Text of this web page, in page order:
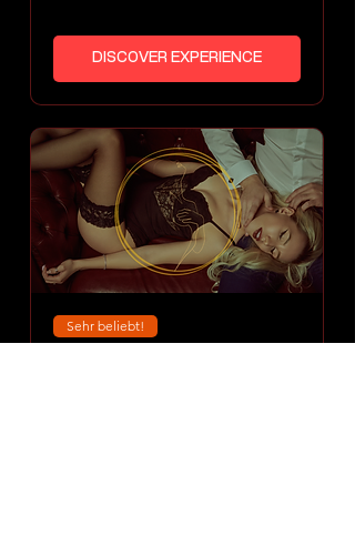
DISCOVER EXPERIENCE
Sehr beliebt!